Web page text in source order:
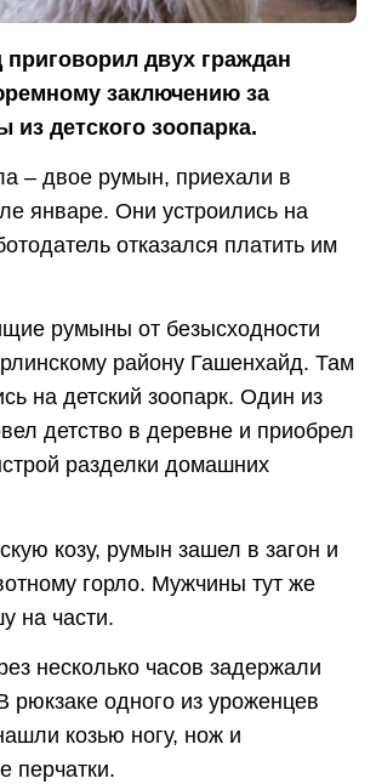
двух граждан
заключению за
из детского зоопарка.
– двое румын, приехали в
январе. Они устроились на
отказался платить им
румыны от безысходности
району Гашенхайд. Там
на детский зоопарк. Один из
детство в деревне и приобрел
разделки домашних
козу, румын зашел в загон и
горло. Мужчины тут же
на части.
несколько часов задержали
рюкзаке одного из уроженцев
козью ногу, нож и
перчатки.